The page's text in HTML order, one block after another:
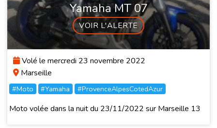
Yamaha MT 07
VOIR L'ALERTE
Volé le mercredi 23 novembre 2022
Marseille
#Moto #Yamaha #ProvenceAlpesCotedAzur
Moto volée dans la nuit du 23/11/2022 sur Marseille 13